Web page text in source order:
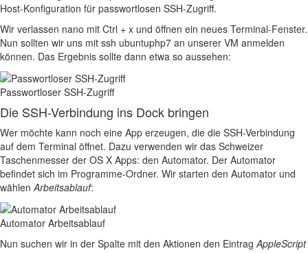
Host-Konfiguration für passwortlosen SSH-Zugriff.
Wir verlassen nano mit Ctrl + x und öffnen ein neues Terminal-Fenster.
Nun sollten wir uns mit ssh ubuntuphp7 an unserer VM anmelden
können. Das Ergebnis sollte dann etwa so aussehen:
Passwortloser SSH-Zugriff
Die SSH-Verbindung ins Dock bringen
Wer möchte kann noch eine App erzeugen, die die SSH-Verbindung
auf dem Terminal öffnet. Dazu verwenden wir das Schweizer
Taschenmesser der OS X Apps: den Automator. Der Automator
befindet sich im Programme-Ordner. Wir starten den Automator und
wählen Arbeitsablauf:
Automator Arbeitsablauf
Nun suchen wir in der Spalte mit den Aktionen den EintragAppleScript